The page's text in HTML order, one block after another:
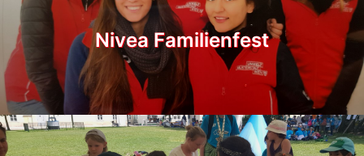
Nivea Familienfest